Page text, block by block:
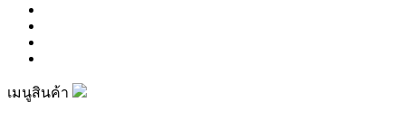
เมนูสินค้า